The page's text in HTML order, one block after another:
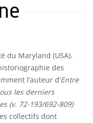
du Maryland (USA).
des
l’auteur d’Entre
les derniers
(v. 72-193/692-809)
collectifs dont